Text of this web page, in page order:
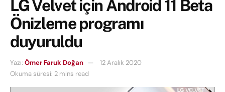
LG Velvet için Android 11 Beta
Önizleme programı
duyuruldu
Yazı: Ömer Faruk Doğan
12 Aralık 2020
Okuma süresi: 2 mins read